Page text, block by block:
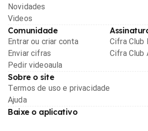
Novidades
Videos
Comunidade
Entrar ou criar conta
Enviar cifras
Pedir videoaula
Cifra Club
Cifra Club
Sobre o site
Termos de uso e privacidade
Ajuda
Baixe o aplicativo